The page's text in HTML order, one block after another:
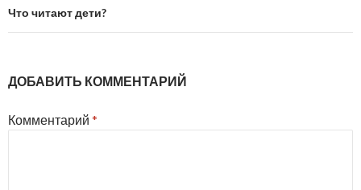
Что читают дети?
ДОБАВИТЬ КОММЕНТАРИЙ
Комментарий *